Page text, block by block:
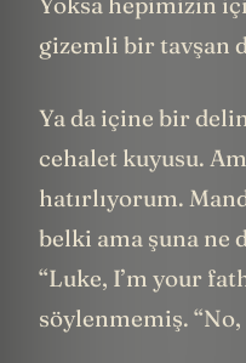
gizemli bir tavşan
Ya da içine bir
cehalet kuyusu.
hatırlıyorum.
belki ama şuna ne
“Luke, I’m your
söylenmemiş.